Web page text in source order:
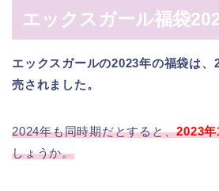
エックスガール福袋
エックスガールの2023年の福袋は、
売されました。
2024年も同時期だとすると、2023
しょうか。